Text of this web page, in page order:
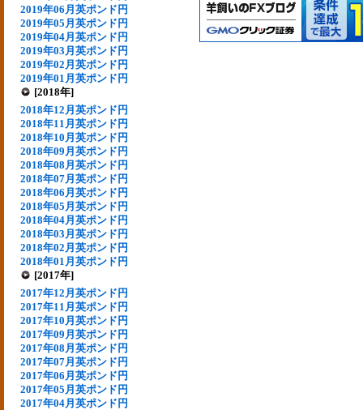
2019年06月英ポンド円
2019年05月英ポンド円
2019年04月英ポンド円
2019年03月英ポンド円
2019年02月英ポンド円
2019年01月英ポンド円
[2018年]
2018年12月英ポンド円
2018年11月英ポンド円
2018年10月英ポンド円
2018年09月英ポンド円
2018年08月英ポンド円
2018年07月英ポンド円
2018年06月英ポンド円
2018年05月英ポンド円
2018年04月英ポンド円
2018年03月英ポンド円
2018年02月英ポンド円
2018年01月英ポンド円
[2017年]
2017年12月英ポンド円
2017年11月英ポンド円
2017年10月英ポンド円
2017年09月英ポンド円
2017年08月英ポンド円
2017年07月英ポンド円
2017年06月英ポンド円
2017年05月英ポンド円
2017年04月英ポンド円